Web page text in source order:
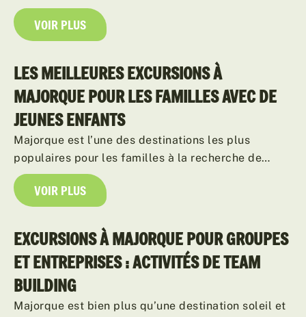
VOIR PLUS
LES MEILLEURES EXCURSIONS À
MAJORQUE POUR LES FAMILLES AVEC DE
JEUNES ENFANTS
Majorque est l’une des destinations les plus
populaires pour les familles à la recherche de…
VOIR PLUS
EXCURSIONS À MAJORQUE POUR GROUPES
ET ENTREPRISES : ACTIVITÉS DE TEAM
BUILDING
Majorque est bien plus qu’une destination soleil et